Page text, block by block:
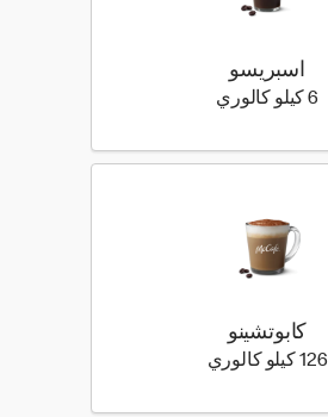
اسبريسو
6 كيلو كالوري
كابوتشينو
126 كيلو كالوري